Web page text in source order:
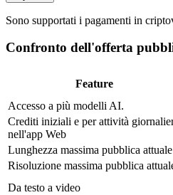
Sono supportati i pagamenti in
Confronto dell'offerta
Feature
Accesso a più modelli AI.
Crediti iniziali e per attività
nell'app Web
Lunghezza massima pubblica attuale
Risoluzione massima pubblica
Da testo a video